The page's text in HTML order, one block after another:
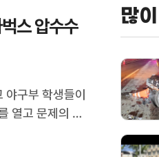
스 압수수
구부 학생들이
열고 문제의 구
야구대회 광주
많